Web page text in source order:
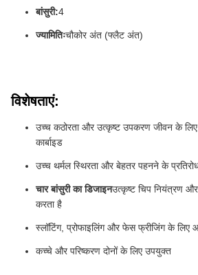
बांसुरी:4
ज्यामितिःचौकोर अंत (फ्लैट अंत)
विशेषताएं:
उच्च कठोरता और उत्कृष्ट उपकरण जीवन के लिए
कार्बाइड
उच्च थर्मल स्थिरता और बेहतर पहनने के
चार बांसुरी का डिजाइनउत्कृष्ट चिप नियंत्रण
करता है
स्लॉटिंग, प्रोफाइलिंग और फेस फ्रीजिंग के लिए
कच्चे और परिष्करण दोनों के लिए उपयुक्त